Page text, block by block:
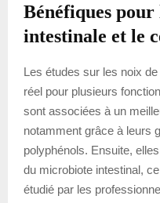
Bénéfiques
intestinale et le
Les études sur les noix
réel pour plusieurs
sont associées à un
notamment grâce à leurs
polyphénols. Ensuite,
du microbiote intestinal,
étudié par les